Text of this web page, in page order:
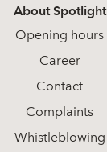
About Spotlight
Opening hours
Career
Contact
Complaints
Whistleblowing